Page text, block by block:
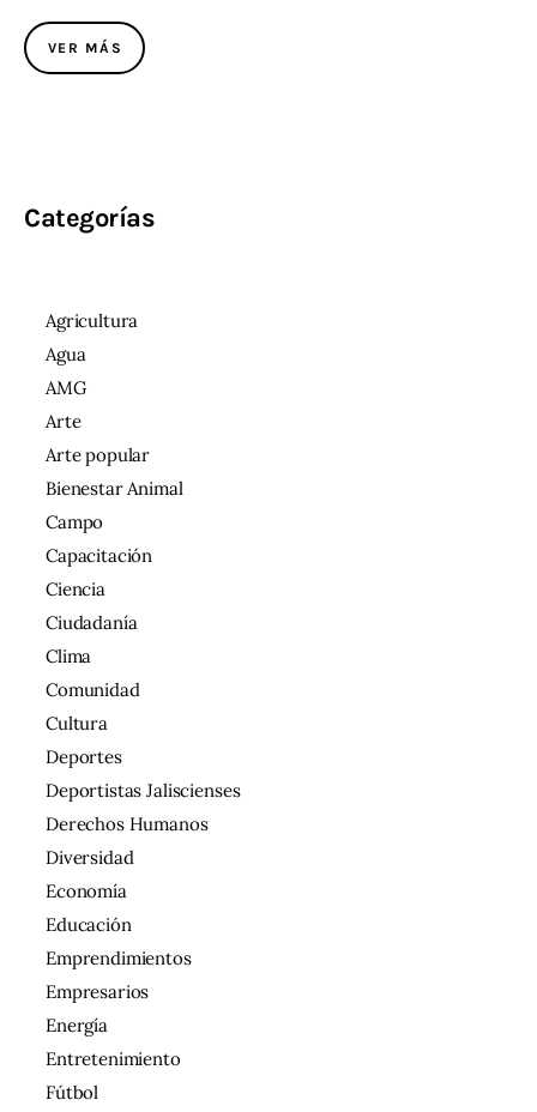
VER MÁS
Categorías
Agricultura
Agua
AMG
Arte
Arte popular
Bienestar Animal
Campo
Capacitación
Ciencia
Ciudadanía
Clima
Comunidad
Cultura
Deportes
Deportistas Jaliscienses
Derechos Humanos
Diversidad
Economía
Educación
Emprendimientos
Empresarios
Energía
Entretenimiento
Fútbol